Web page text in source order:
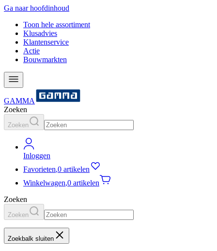
Ga naar hoofdinhoud
Toon hele assortiment
Klusadvies
Klantenservice
Actie
Bouwmarkten
GAMMA
Zoeken
Zoeken
Inloggen
Favorieten,0 artikelen
Winkelwagen,0 artikelen
Zoeken
Zoeken
Zoekbalk sluiten